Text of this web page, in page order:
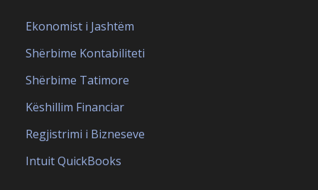
Ekonomist i Jashtëm
Shërbime Kontabiliteti
Shërbime Tatimore
Këshillim Financiar
Regjistrimi i Bizneseve
Intuit QuickBooks